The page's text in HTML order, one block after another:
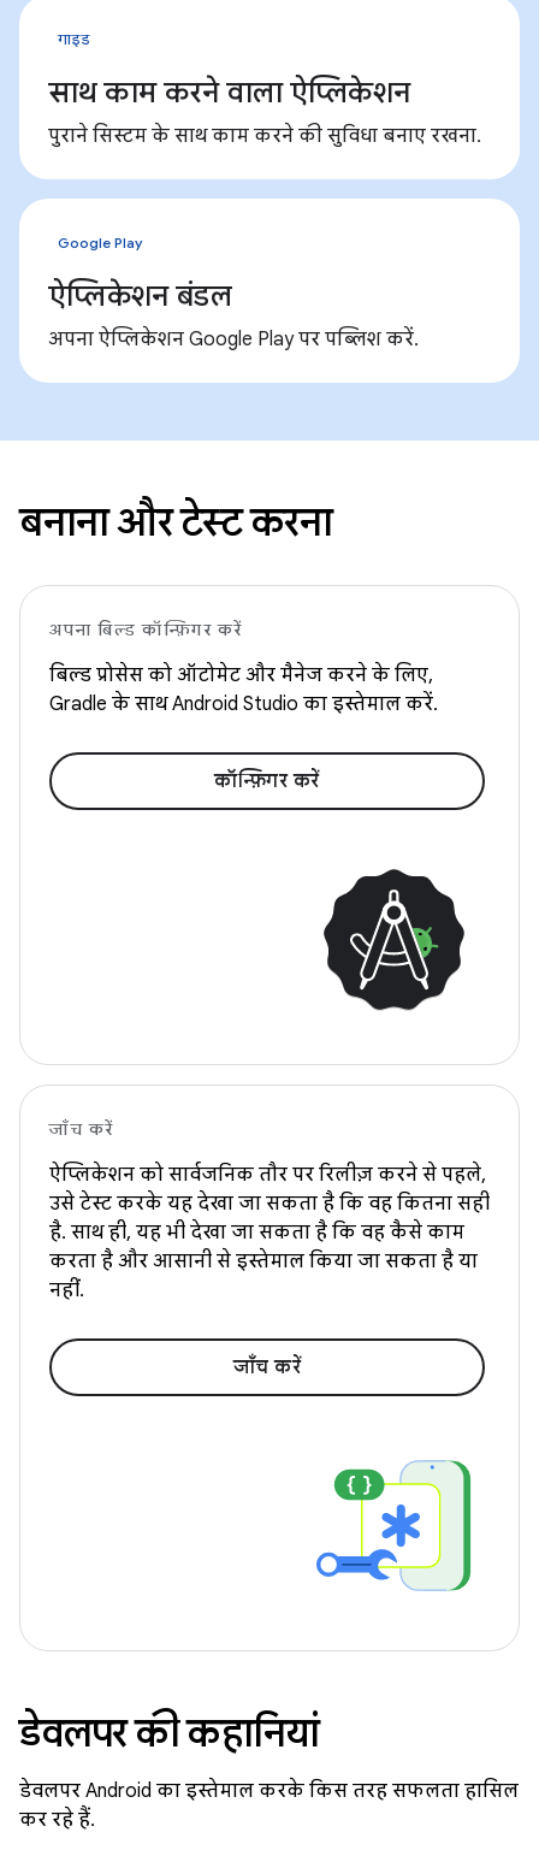
गाइड
साथ काम करने वाला ऐप्लिकेशन
पुराने सिस्टम के साथ काम करने की सुविधा बनाए रखना.
Google Play
ऐप्लिकेशन बंडल
अपना ऐप्लिकेशन Google Play पर पब्लिश करें.
बनाना और टेस्ट करना
अपना बिल्ड कॉन्फ़िगर करें
बिल्ड प्रोसेस को ऑटोमेट और मैनेज करने के लिए,
Gradle के साथ Android Studio का इस्तेमाल करें.
कॉन्फ़िगर करें
जाँच करें
ऐप्लिकेशन को सार्वजनिक तौर पर रिलीज़ करने से पहले,
उसे टेस्ट करके यह देखा जा सकता है कि वह कितना सही
है. साथ ही, यह भी देखा जा सकता है कि वह कैसे काम
करता है और आसानी से इस्तेमाल किया जा सकता है या
नहीं.
जाँच करें
डेवलपर की कहानियां
डेवलपर Android का इस्तेमाल करके किस तरह सफलता हासिल
कर रहे हैं.